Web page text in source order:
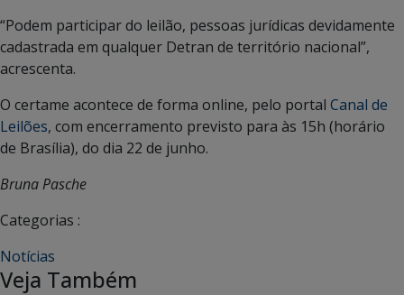
“Podem participar do leilão, pessoas jurídicas devidamente
cadastrada em qualquer Detran de território nacional”,
acrescenta.
O certame acontece de forma online, pelo portal Canal de
Leilões, com encerramento previsto para às 15h (horário
de Brasília), do dia 22 de junho.
Bruna Pasche
Categorias :
Notícias
Veja Também